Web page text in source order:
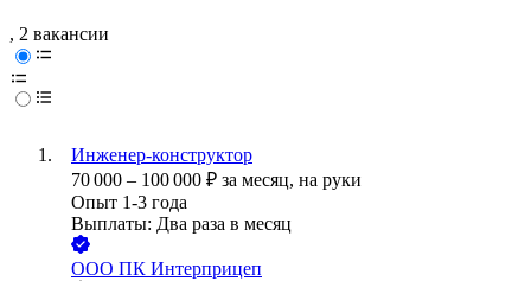
, 2 вакансии
Инженер-конструктор
70 000 – 100 000 ₽ за месяц, на руки
Опыт 1-3 года
Выплаты: Два раза в месяц
ООО ПК Интерприцеп